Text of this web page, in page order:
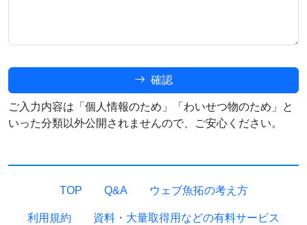
確認
ご入力内容は「個人情報のため」「わいせつ物のため」と
いった分類以外公開されませんので、ご安心ください。
TOP Q&A ウェブ魚拓の考え方
利用規約 資料・大量取得用などの有料サービス